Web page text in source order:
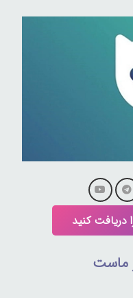
دریافت کنید
ماست